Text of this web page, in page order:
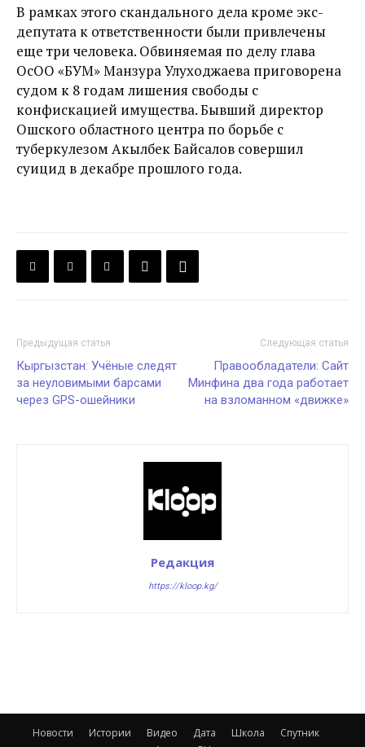
В рамках этого скандального дела кроме экс-
депутата к ответственности были привлечены
еще три человека. Обвиняемая по делу глава
ОсОО «БУМ» Манзура Улуходжаева приговорена
судом к 8 годам лишения свободы с
конфискацией имущества. Бывший директор
Ошского областного центра по борьбе с
туберкулезом Акылбек Байсалов совершил
суицид в декабре прошлого года.
Предыдущая статья
Кыргызстан: Учёные следят
за неуловимыми барсами
через GPS-ошейники
Следующая статья
Правообладатели: Сайт
Минфина два года работает
на взломанном «движке»
Редакция
https://kloop.kg/
Новости Истории Видео Дата Школа
Спутник